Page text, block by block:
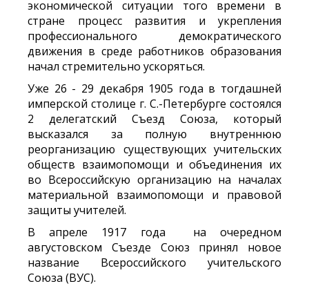
экономической ситуации того времени в
стране процесс развития и укрепления
профессионального демократического
движения в среде работников образования
начал стремительно ускоряться.
Уже 26 - 29 декабря 1905 года в тогдашней
имперской столице г. С.-Петербурге состоялся
2 делегатский Съезд Союза, который
высказался за полную внутреннюю
реорганизацию существующих учительских
обществ взаимопомощи и объединения их
во Всероссийскую организацию на началах
материальной взаимопомощи и правовой
защиты учителей.
В апреле 1917 года на очередном
августовском Съезде Союз принял новое
название Всероссийского учительского
Союза (ВУС).